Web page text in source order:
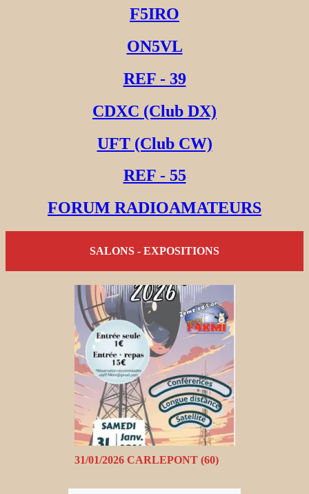
F5IRO
ON5VL
REF - 39
CDXC (Club DX)
UFT (Club CW)
REF - 55
FORUM RADIOAMATEURS
SALONS - EXPOSITIONS
31/01/2026 CARLEPONT (60)